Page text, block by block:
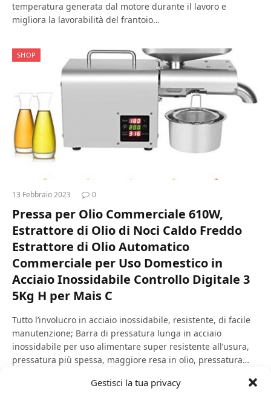
Gestisci la tua privacy
temperatura generata dal motore durante il lavoro e
migliora la lavorabilità del frantoio…
SHOP
13 Febbraio 2023 0
Pressa per Olio Commerciale 610W,
Estrattore di Olio di Noci Caldo Freddo
Estrattore di Olio Automatico
Commerciale per Uso Domestico in
Acciaio Inossidabile Controllo Digitale 3
5Kg H per Mais C
Tutto l’involucro in acciaio inossidabile, resistente, di facile
manutenzione; Barra di pressatura lunga in acciaio
inossidabile per uso alimentare super resistente all’usura,
pressatura più spessa, maggiore resa in olio, pressatura…